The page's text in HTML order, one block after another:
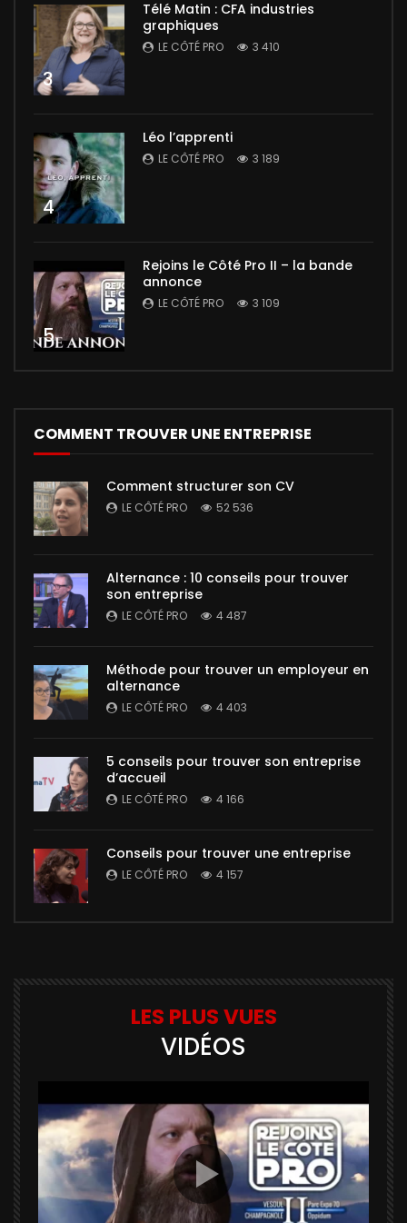
3
Télé Matin : CFA industries
graphiques
LE CÔTÉ PRO 3 410
4
Léo l’apprenti
LE CÔTÉ PRO 3 189
5
Rejoins le Côté Pro II – la bande
annonce
LE CÔTÉ PRO 3 109
COMMENT TROUVER UNE ENTREPRISE
Comment structurer son CV
LE CÔTÉ PRO 52 536
Alternance : 10 conseils pour trouver
son entreprise
LE CÔTÉ PRO 4 487
Méthode pour trouver un employeur en
alternance
LE CÔTÉ PRO 4 403
5 conseils pour trouver son entreprise
d’accueil
LE CÔTÉ PRO 4 166
Conseils pour trouver une entreprise
LE CÔTÉ PRO 4 157
LES PLUS VUES
VIDÉOS